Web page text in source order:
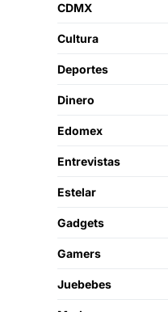
CDMX
Cultura
Deportes
Dinero
Edomex
Entrevistas
Estelar
Gadgets
Gamers
Juebebes